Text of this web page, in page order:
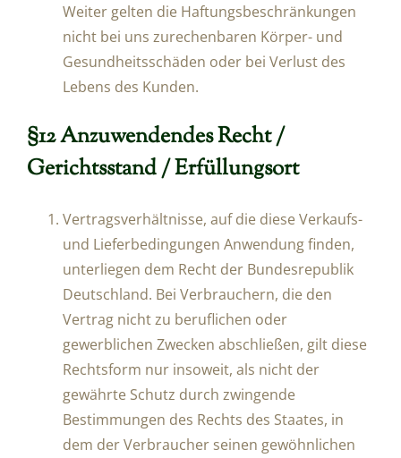
Weiter gelten die Haftungsbeschränkungen
nicht bei uns zurechenbaren Körper- und
Gesundheitsschäden oder bei Verlust des
Lebens des Kunden.
§12 Anzuwendendes Recht /
Gerichtsstand / Erfüllungsort
Vertragsverhältnisse, auf die diese Verkaufs-
und Lieferbedingungen Anwendung finden,
unterliegen dem Recht der Bundesrepublik
Deutschland. Bei Verbrauchern, die den
Vertrag nicht zu beruflichen oder
gewerblichen Zwecken abschließen, gilt diese
Rechtsform nur insoweit, als nicht der
gewährte Schutz durch zwingende
Bestimmungen des Rechts des Staates, in
dem der Verbraucher seinen gewöhnlichen